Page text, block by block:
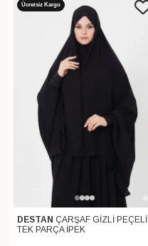
Ücretsiz Kargo
DESTAN ÇARŞAF GİZLİ PEÇELİ
TEK PARÇA İPEK